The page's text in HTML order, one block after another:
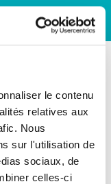
le contenu
relatives aux
Nous
sur l'utilisation de
sociaux, de
celles-ci